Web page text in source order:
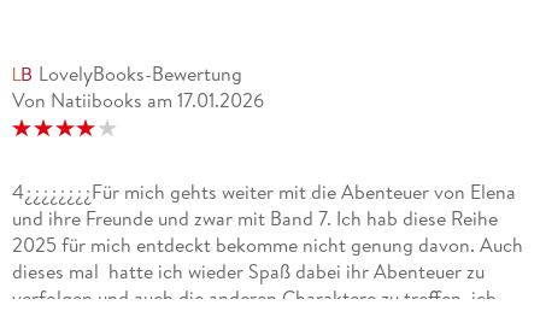
wachsen einem die Figuren ans Herz. Besonders schön finde
ich, wie Elena von Band zu Band erwachsener wird. Sie
entwickelt sich weiter, übernimmt Verantwortung und wirkt
Genau diese Entwicklung macht es so spannend, sie
weiterhin auf ihrem Weg zu begleiten.Dieses Mal liest sich die
Geschichte stellenweise fast wie ein kleiner Kriminalroman.
Als Elena und Melike zwei verwahrloste Pferde retten, stoßen
sie auf immer mehr Ungereimtheiten rund um den
LovelyBooks-Bewertung
Von Natiibooks am 17.01.2026
4¿¿¿¿¿¿¿¿Für mich gehts weiter mit die Abenteuer von Elena
und ihre Freunde und zwar mit Band 7. Ich hab diese Reihe
2025 für mich entdeckt bekomme nicht genung davon. Auch
dieses mal hatte ich wieder Spaß dabei ihr Abenteuer zu
verfolgen und auch die anderen Charaktere zu treffen. ich